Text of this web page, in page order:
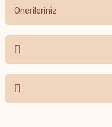
Önerileriniz
Bu ürünün fiyat bilgisi, resim,
yetersiz gördüğünüz
iletebilirsiniz.